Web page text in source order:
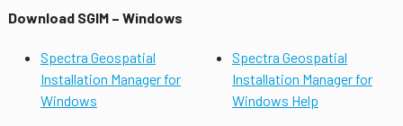
Download SGIM – Windows
Spectra Geospatial
Installation Manager for
Windows
Spectra Geospatial
Installation Manager for
Windows Help